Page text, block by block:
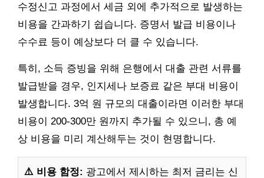
수정신고 과정에서 세금 외에 추가적으로 발생하는
비용을 간과하기 쉽습니다. 증명서 발급 비용이나
수수료 등이 예상보다 더 클 수 있습니다.
특히, 소득 증빙을 위해 은행에서 대출 관련 서류를
발급받을 경우, 인지세나 보증료 같은 부대 비용이
발생합니다. 3억 원 규모의 대출이라면 이러한 부대
비용이 200-300만 원까지 추가될 수 있으니, 총 예
상 비용을 미리 계산해두는 것이 현명합니다.
⚠️ 비용 함정: 광고에서 제시하는 최저 금리는 신